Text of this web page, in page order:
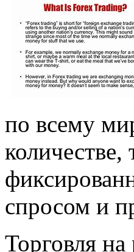
по всему
количестве,
спросом и
Торговля